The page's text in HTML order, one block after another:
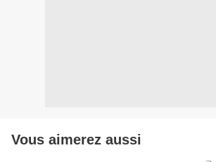
Vous aimerez aussi